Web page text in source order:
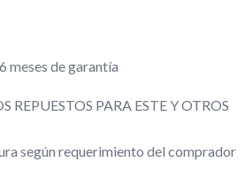
meses de garantía
REPUESTOS PARA ESTE Y OTROS
según requerimiento del comprador